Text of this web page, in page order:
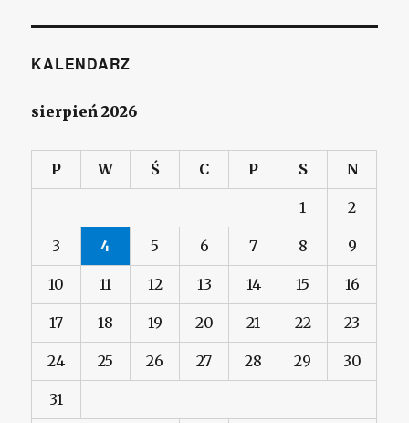
KALENDARZ
sierpień 2026
P W Ś C P S N
1 2
3 4 5 6 7 8 9
10 11 12 13 14 15 16
17 18 19 20 21 22 23
24 25 26 27 28 29 30
31